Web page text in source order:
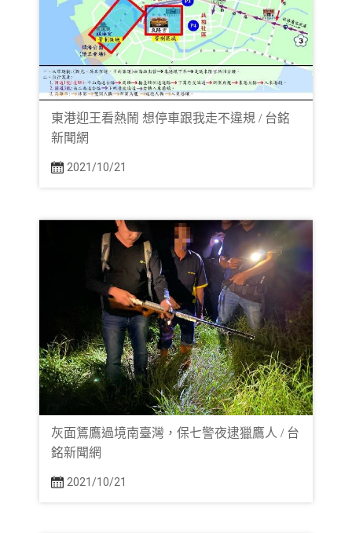
東港迎王看熱鬧 想停車跟我走不違規 / 台銘
新聞網
2021/10/21
灰面鵟鷹過境南臺灣，保七警夜逮獵鷹人 / 台
銘新聞網
2021/10/21